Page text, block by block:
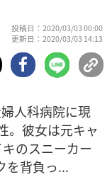
投稿日：2020/03/03 00:00
更新日：2020/03/03 14:13
人科病院に現
。彼女は元キャ
のスニーカー
を背負っ...